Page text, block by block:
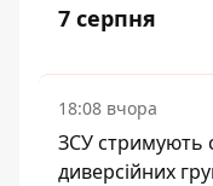
7 серпня
18:08 вчора
ЗСУ стримують
диверсійних